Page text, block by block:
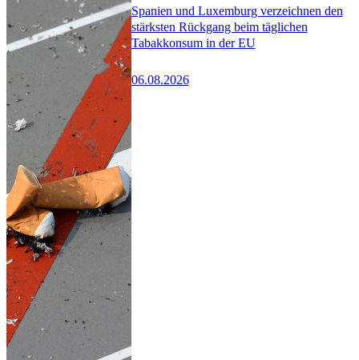
Spanien und Luxemburg verzeichnen den
stärksten Rückgang beim täglichen
Tabakkonsum in der EU
06.08.2026